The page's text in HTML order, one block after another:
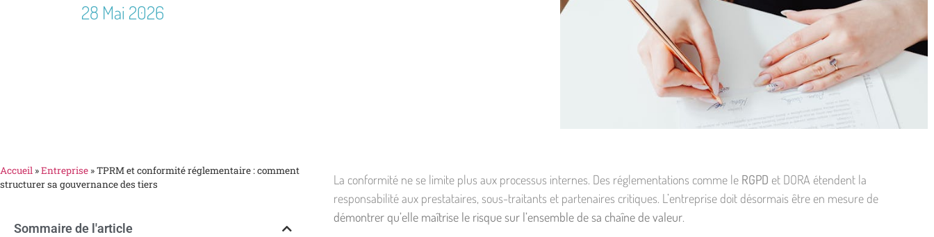
28 Mai 2026
Accueil »Entreprise »TPRM et conformité réglementaire : comment
structurer sa gouvernance des tiers
Sommaire de l'article
La conformité ne se limite plus aux processus internes. Des réglementations comme le RGPD et DORA étendent la
responsabilité aux prestataires, sous-traitants et partenaires critiques. L’entreprise doit désormais être en mesure de
démontrer qu’elle maîtrise le risque sur l’ensemble de sa chaîne de valeur.